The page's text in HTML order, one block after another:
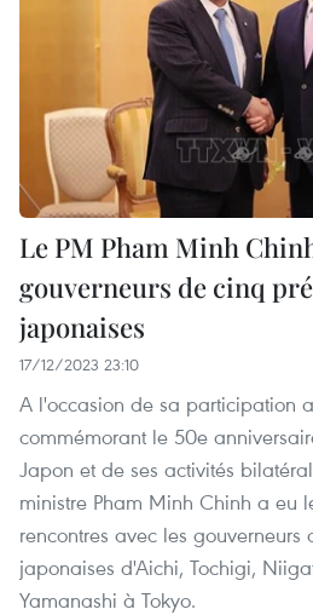
Le PM Pham Minh
gouverneurs de cinq
japonaises
17/12/2023 23:10
A l'occasion de sa participation
commémorant le 50e
Japon et de ses activités
ministre Pham Minh Chinh a eu
rencontres avec les gouverneurs
japonaises d'Aichi, Tochigi,
Yamanashi à Tokyo.